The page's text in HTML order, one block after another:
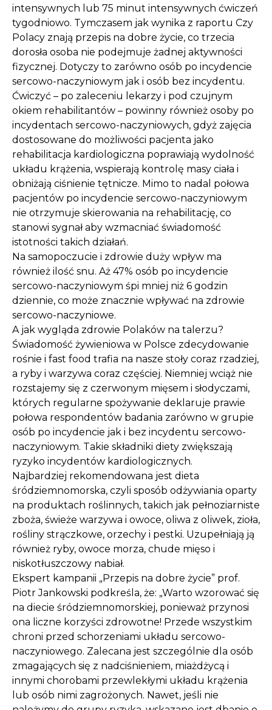
intensywnych lub 75 minut intensywnych ćwiczeń
tygodniowo. Tymczasem jak wynika z raportu Czy
Polacy znają przepis na dobre życie, co trzecia
dorosła osoba nie podejmuje żadnej aktywności
fizycznej. Dotyczy to zarówno osób po incydencie
sercowo-naczyniowym jak i osób bez incydentu.
Ćwiczyć – po zaleceniu lekarzy i pod czujnym
okiem rehabilitantów – powinny również osoby po
incydentach sercowo-naczyniowych, gdyż zajęcia
dostosowane do możliwości pacjenta jako
rehabilitacja kardiologiczna poprawiają wydolność
układu krążenia, wspierają kontrolę masy ciała i
obniżają ciśnienie tętnicze. Mimo to nadal połowa
pacjentów po incydencie sercowo-naczyniowym
nie otrzymuje skierowania na rehabilitację, co
stanowi sygnał aby wzmacniać świadomość
istotności takich działań.
Na samopoczucie i zdrowie duży wpływ ma
również ilość snu. Aż 47% osób po incydencie
sercowo-naczyniowym śpi mniej niż 6 godzin
dziennie, co może znacznie wpływać na zdrowie
sercowo-naczyniowe.
A jak wygląda zdrowie Polaków na talerzu?
Świadomość żywieniowa w Polsce zdecydowanie
rośnie i fast food trafia na nasze stoły coraz rzadziej,
a ryby i warzywa coraz częściej. Niemniej wciąż nie
rozstajemy się z czerwonym mięsem i słodyczami,
których regularne spożywanie deklaruje prawie
połowa respondentów badania zarówno w grupie
osób po incydencie jak i bez incydentu sercowo-
naczyniowym. Takie składniki diety zwiększają
ryzyko incydentów kardiologicznych.
Najbardziej rekomendowana jest dieta
śródziemnomorska, czyli sposób odżywiania oparty
na produktach roślinnych, takich jak pełnoziarniste
zboża, świeże warzywa i owoce, oliwa z oliwek, zioła,
rośliny strączkowe, orzechy i pestki. Uzupełniają ją
również ryby, owoce morza, chude mięso i
niskotłuszczowy nabiał.
Ekspert kampanii „Przepis na dobre życie” prof.
Piotr Jankowski podkreśla, że: „Warto wzorować się
na diecie śródziemnomorskiej, ponieważ przynosi
ona liczne korzyści zdrowotne! Przede wszystkim
chroni przed schorzeniami układu sercowo-
naczyniowego. Zalecana jest szczególnie dla osób
zmagających się z nadciśnieniem, miażdżycą i
innymi chorobami przewlekłymi układu krążenia
lub osób nimi zagrożonych. Nawet, jeśli nie